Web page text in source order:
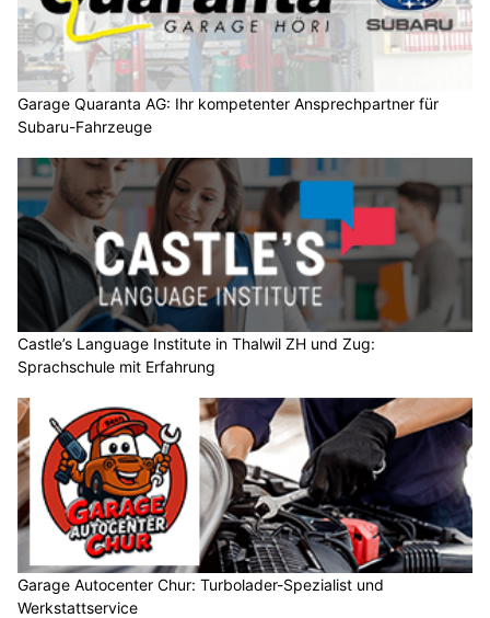
Garage Quaranta AG: Ihr kompetenter Ansprechpartner für
Subaru-Fahrzeuge
Castle’s Language Institute in Thalwil ZH und Zug:
Sprachschule mit Erfahrung
Garage Autocenter Chur: Turbolader-Spezialist und
Werkstattservice